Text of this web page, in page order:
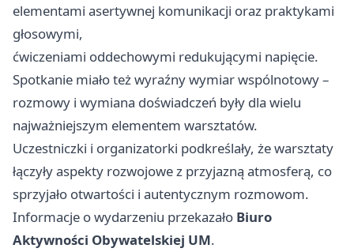
elementami asertywnej komunikacji oraz praktykami
głosowymi,
ćwiczeniami oddechowymi redukującymi napięcie.
Spotkanie miało też wyraźny wymiar wspólnotowy –
rozmowy i wymiana doświadczeń były dla wielu
najważniejszym elementem warsztatów.
Uczestniczki i organizatorki podkreślały, że warsztaty
łączyły aspekty rozwojowe z przyjazną atmosferą, co
sprzyjało otwartości i autentycznym rozmowom.
Informacje o wydarzeniu przekazało Biuro
Aktywności Obywatelskiej UM.